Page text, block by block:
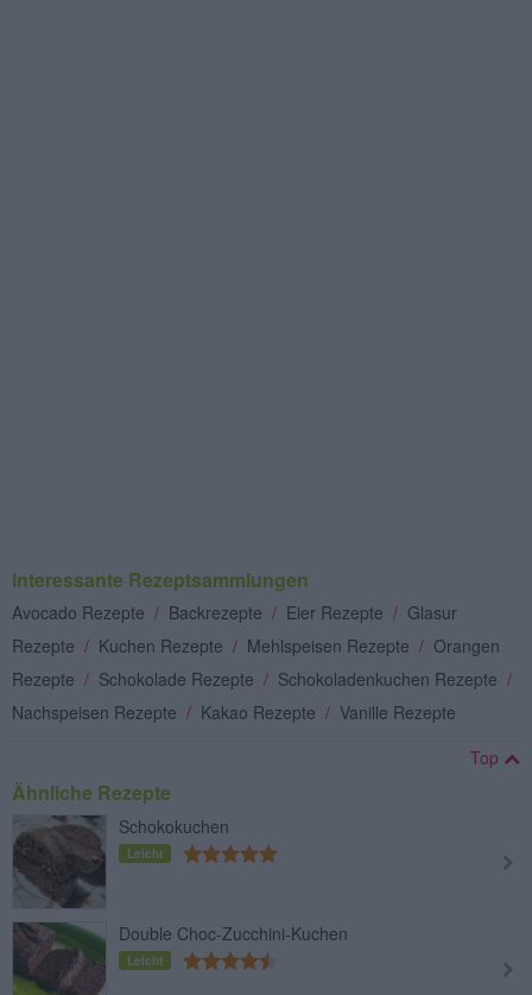
Interessante Rezeptsammlungen
Avocado Rezepte / Backrezepte / Eier Rezepte / Glasur
Rezepte / Kuchen Rezepte / Mehlspeisen Rezepte / Orangen
Rezepte / Schokolade Rezepte / Schokoladenkuchen Rezepte /
Nachspeisen Rezepte / Kakao Rezepte / Vanille Rezepte
Top
Ähnliche Rezepte
Schokokuchen
Leicht
Double Choc-Zucchini-Kuchen
Leicht